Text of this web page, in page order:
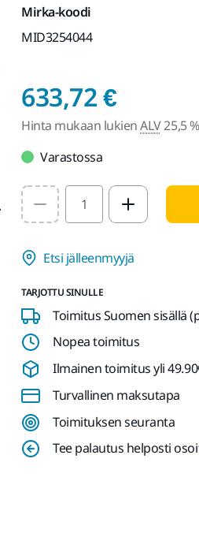
Mirka-koodi
MID3254044
633,72 €Hinta
Hinta mukaan lukienALV25,5 %
Varastossa
Select quantity value
Etsi jälleenmyyjä
TARJOTTU SINULLE
Toimitus Suomen sisällä
Nopea toimitus
Ilmainen toimitus yli
Turvallinen maksutapa
Toimituksen seuranta
Tee palautus helposti